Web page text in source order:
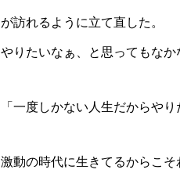
が訪れるように立て直した。
やりたいなぁ、と思ってもなか
「一度しかない人生だからや
激動の時代に生きてるからこ